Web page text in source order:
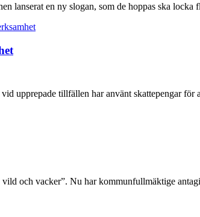
lanserat en ny slogan, som de hoppas ska locka
upprepade tillfällen har använt skattepengar
och vacker”. Nu har kommunfullmäktige